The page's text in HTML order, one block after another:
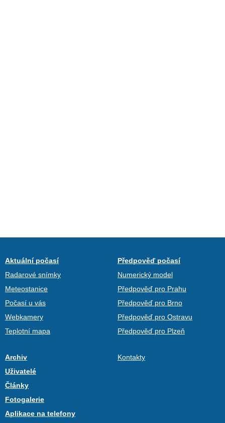
Aktuální počasí
Radarové snímky
Meteostanice
Počasí u vás
Webkamery
Teplotní mapa
Předpověď počasí
Numerický model
Předpověď pro Prahu
Předpověď pro Brno
Předpověď pro Ostravu
Předpověď pro Plzeň
Archiv
Uživatelé
Články
Fotogalerie
Aplikace na telefony
Kontakty